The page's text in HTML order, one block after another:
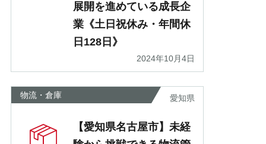
展開を進めている成長企
業《土日祝休み・年間休
日128日》
2024年10月4日
物流・倉庫 愛知県
【愛知県名古屋市】未経